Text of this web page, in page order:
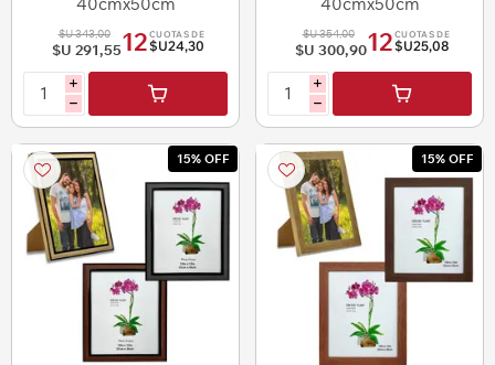
$U 343,00
$U 291,5512 CUOTAS DE
$U24,30
i
h
$U 354,00
$U 300,9012 CUOTAS DE
$U25,08
i
h
15% OFF 15% OFF